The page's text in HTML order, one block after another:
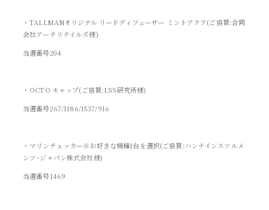
・TALLMANオリジナル リードディフューザー ミントアクア(ご協賛:合同
会社アーチリテイルズ様)
当選番号204
・OCTO キャップ(ご協賛:LSS研究所様)
当選番号267/1186/1537/916
・マリンチェッカー※お好きな機種1台を選択(ご協賛:ハンナインスツルメ
ンツ･ジャパン株式会社様)
当選番号1469